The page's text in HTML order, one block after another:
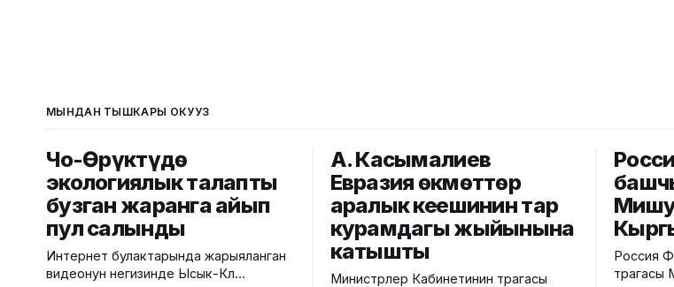
МЫНДАН ТЫШКАРЫ ОКУҢУЗ
Чоң-Өрүктүдө
экологиялык талапты
бузган жаранга айып
пул салынды
Интернет булактарында жарыяланган
видеонун негизинде Ысык-Көл
А. Касымалиев
Евразия өкмөттөр
аралык кеңешинин тар
курамдагы жыйынына
катышты
Министрлер Кабинетинин төрагасы
Россия